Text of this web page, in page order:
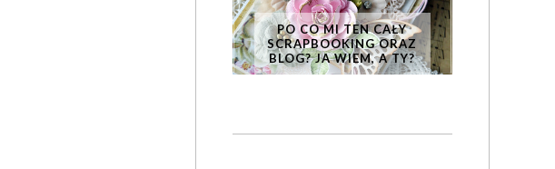
PO CO MI TEN CAŁY
SCRAPBOOKING ORAZ
BLOG? JA WIEM, A TY?